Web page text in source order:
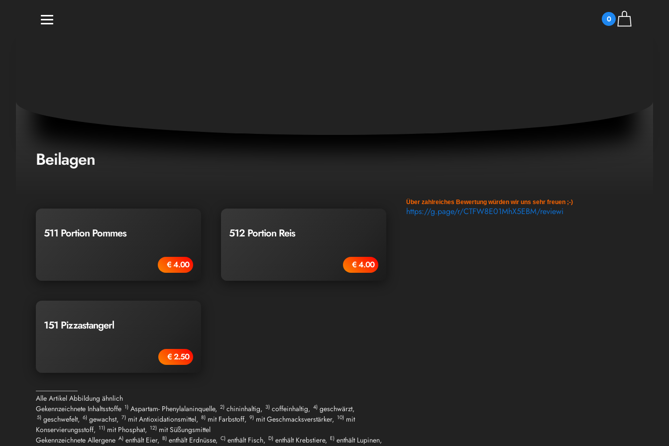
0
Beilagen
Über zahlreiches Bewertung würden wir uns sehr freuen ;-)
https://g.page/r/CTFW8E01MhX5EBM/reviewi
511 Portion Pommes
€ 4.00
512 Portion Reis
€ 4.00
151 Pizzastangerl
€ 2.50
Alle Artikel Abbildung ähnlich
Gekennzeichnete Inhaltsstoffe 1) Aspartam- Phenylalaninquelle, 2) chininhaltig, 3) coffeinhaltig, 4) geschwärzt,
5) geschwefelt, 6) gewachst, 7) mit Antioxidationsmittel, 8) mit Farbstoff, 9) mit Geschmacksverstärker, 10) mit
Konservierungsstoff, 11) mit Phosphat, 12) mit Süßungsmittel
Gekennzeichnete Allergene A) enthält Eier, B) enthält Erdnüsse, C) enthält Fisch, D) enthält Krebstiere, E) enthält Lupinen,